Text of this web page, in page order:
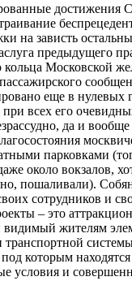
достижения
на зависть
предыдущего
Московской
еще в нулевых
всех его
да и
парковками
около вокзалов,
пошаливали).
сотрудников и
– это
жителям
транспортной
которым
условия и